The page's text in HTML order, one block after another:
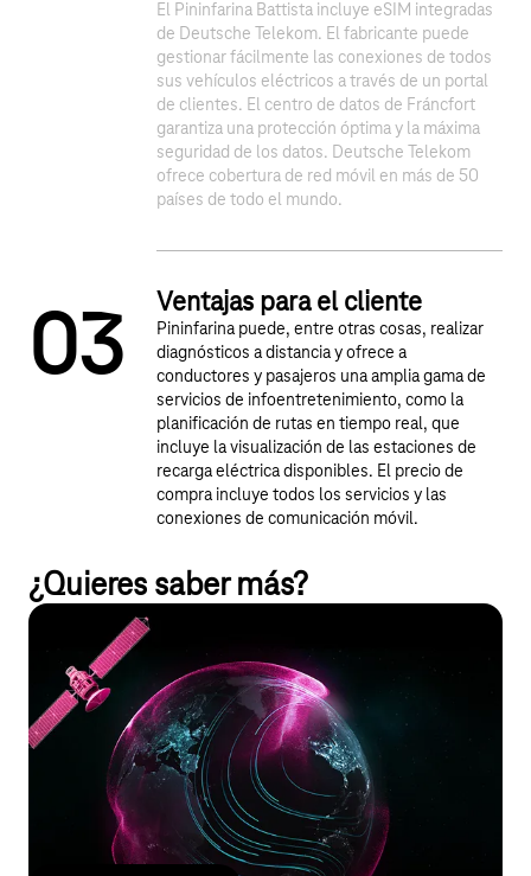
03
El Pininfarina Battista incluye eSIM integradas
de Deutsche Telekom. El fabricante puede
gestionar fácilmente las conexiones de todos
sus vehículos eléctricos a través de un portal
de clientes. El centro de datos de Fráncfort
garantiza una protección óptima y la máxima
seguridad de los datos. Deutsche Telekom
ofrece cobertura de red móvil en más de 50
países de todo el mundo.
Ventajas para el cliente
Pininfarina puede, entre otras cosas, realizar
diagnósticos a distancia y ofrece a
conductores y pasajeros una amplia gama de
servicios de infoentretenimiento, como la
planificación de rutas en tiempo real, que
incluye la visualización de las estaciones de
recarga eléctrica disponibles. El precio de
compra incluye todos los servicios y las
conexiones de comunicación móvil.
¿Quieres saber más?
Conectividad IoT
Una conectividad IoT adecuada coordina las conexiones IoT
entre plataformas, integra dispositivos y datos a través de API y
permite un control global con los más altos estándares de
seguridad. Podrás gestionar tus proyectos IoT de forma flexible,
eficiente e independiente de los fabricantes.